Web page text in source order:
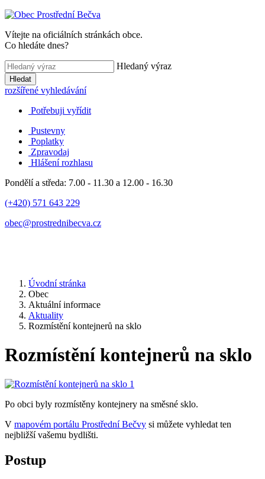
Vítejte na oficiálních stránkách obce.
Co hledáte dnes?
Hledaný výraz
Hledat
rozšířené vyhledávání
Potřebuji vyřídit
Pustevny
Poplatky
Zpravodaj
Hlášení rozhlasu
Pondělí a středa: 7.00 - 11.30 a 12.00 - 16.30
(+420) 571 643 229
obec@prostrednibecva.cz
Úvodní stránka
Obec
Aktuální informace
Aktuality
Rozmístění kontejnerů na sklo
Rozmístění kontejnerů na sklo
Po obci byly rozmístěny kontejnery na směsné sklo.
V mapovém portálu Prostřední Bečvy si můžete vyhledat ten
nejbližší vašemu bydlišti.
Postup